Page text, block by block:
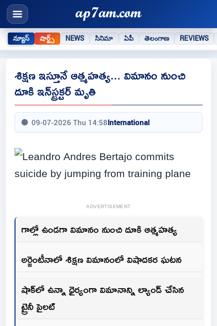
న్యూస్ షార్ట్స్ NEWS సినిమా ఏపీ తెలంగాణ REVIEWS
శిక్షణ ఇస్తూనే ఆత్మహత్య... విమానం నుంచి
దూకి ఇన్‌స్ట్రక్టర్ మృతి
09-07-2026 Thu 14:58International
ADVERTISEMENT
గాల్లో ఉండగా విమానం నుంచి దూకి ఆత్మహత్య
అర్జెంటీనాలో శిక్షణ విమానంలో విషాదకర ఘటన
షాక్‌లో ఉన్నా ధైర్యంగా విమానాన్ని ల్యాండ్ చేసిన
ట్రైనీ పైలట్